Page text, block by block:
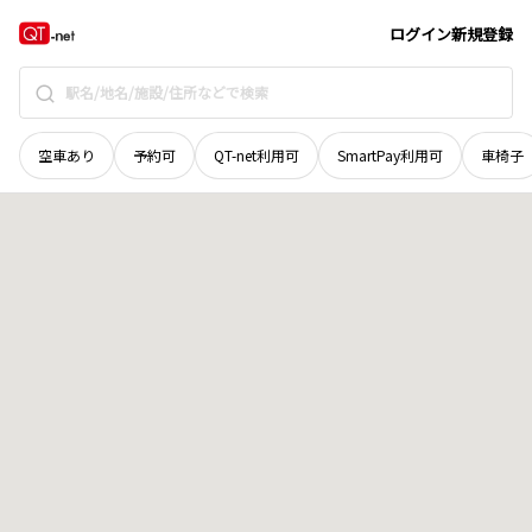
ログイン新規登録
空車あり 予約可 QT-net利用可 SmartPay利用可 車椅子
岡山県